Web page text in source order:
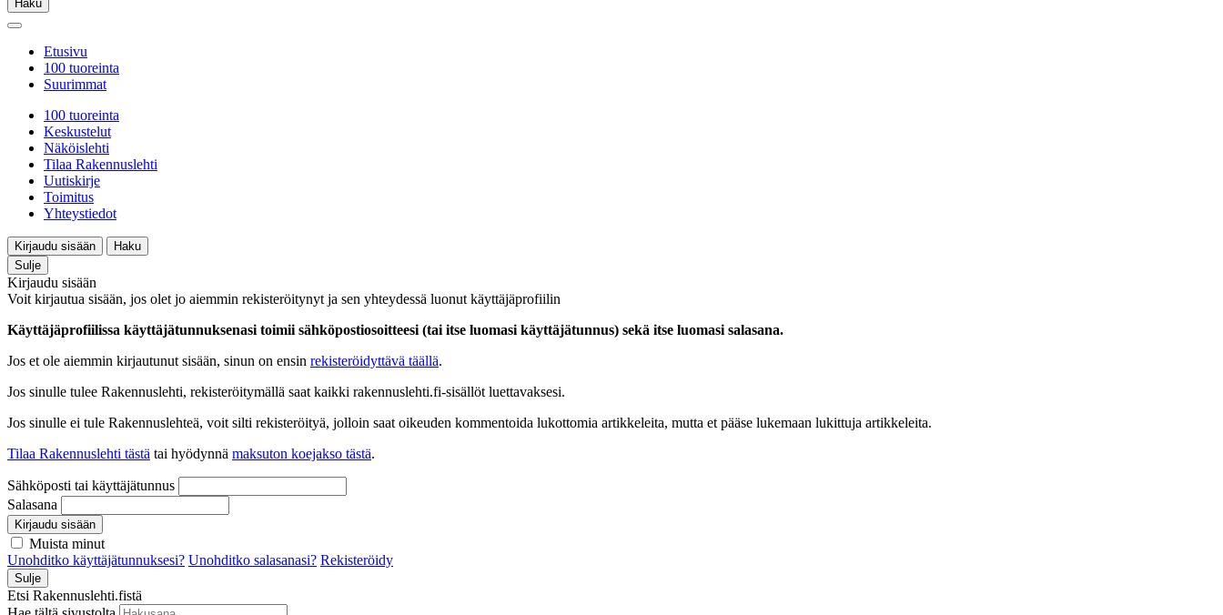
Haku
Etusivu
100 tuoreinta
Suurimmat
100 tuoreinta
Keskustelut
Näköislehti
Tilaa Rakennuslehti
Uutiskirje
Toimitus
Yhteystiedot
Kirjaudu sisään
Haku
Sulje
Kirjaudu sisään
Voit kirjautua sisään, jos olet jo aiemmin rekisteröitynyt ja sen yhteydessä luonut käyttäjäprofiilin
Käyttäjäprofiilissa käyttäjätunnuksenasi toimii sähköpostiosoitteesi (tai itse luomasi käyttäjätunnus) sekä itse luomasi salasana.
Jos et ole aiemmin kirjautunut sisään, sinun on ensin rekisteröidyttävä täällä.
Jos sinulle tulee Rakennuslehti, rekisteröitymällä saat kaikki rakennuslehti.fi-sisällöt luettavaksesi.
Jos sinulle ei tule Rakennuslehteä, voit silti rekisteröityä, jolloin saat oikeuden kommentoida lukottomia artikkeleita, mutta et pääse lukemaan lukittuja artikkeleita.
Tilaa Rakennuslehti tästä tai hyödynnä maksuton koejakso tästä.
Sähköposti tai käyttäjätunnus
Salasana
Kirjaudu sisään
Muista minut
Unohditko käyttäjätunnuksesi? Unohditko salasanasi? Rekisteröidy
Sulje
Etsi Rakennuslehti.fistä